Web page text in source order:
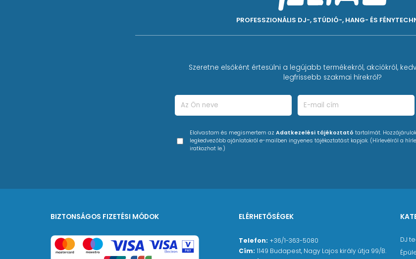
PROFESSZIONÁLIS DJ-, STÚDIÓ-, HANG- ÉS
Szeretne elsőként értesülni a legújabb termékekről, akciókról,
legfrissebb szakmai hírekről?
Elolvastam és megismertem az Adatkezelési tájékoztató tartalmát.
legkedvezőbb ajánlatokról e-mailben ingyenes tájékoztatást kapjak. (Hírlevélről a
iratkozhat le.)
BIZTONSÁGOS FIZETÉSI MÓDOK ELÉRHETŐSÉGEK
Telefon: +36/1-363-5080
Cím: 1149 Budapest, Nagy Lajos király útja 99/B.
DJ